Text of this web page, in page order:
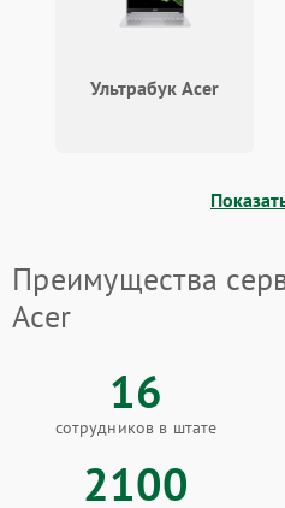
Ультрабук Acer
Преимущества
Acer
16
сотрудников в штате
2100